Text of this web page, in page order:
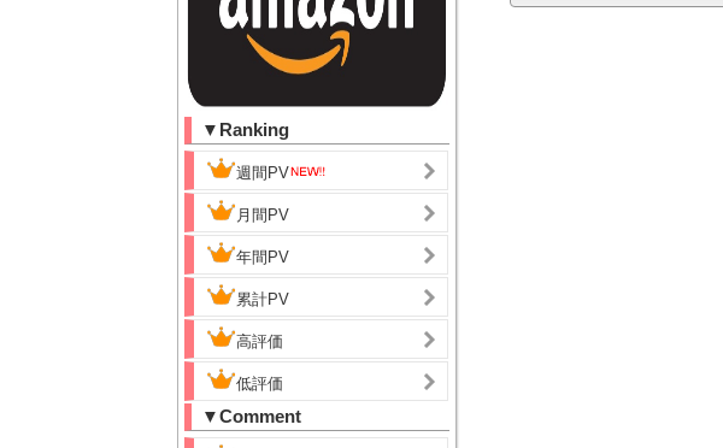
▼Ranking
週間PV
月間PV
年間PV
累計PV
高評価
低評価
▼Comment